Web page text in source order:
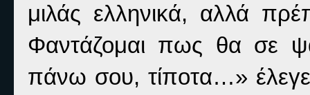
μιλάς ελληνικά, αλλά
Φαντάζομαι πως θα σε
πάνω σου, τίποτα…»